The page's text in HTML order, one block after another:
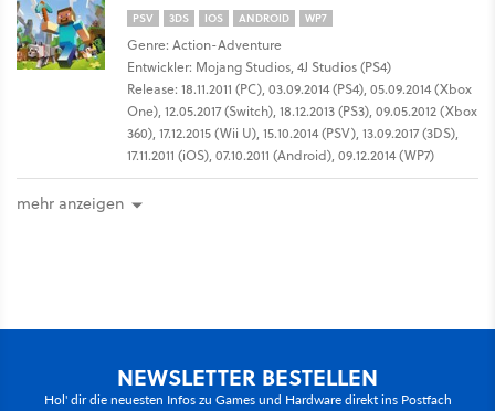
PSV
3DS IOS ANDROID WP7
Genre: Action-Adventure
Entwickler: Mojang Studios, 4J Studios (PS4)
Release: 18.11.2011 (PC), 03.09.2014 (PS4), 05.09.2014 (Xbox
One), 12.05.2017 (Switch), 18.12.2013 (PS3), 09.05.2012 (Xbox
360), 17.12.2015 (Wii U), 15.10.2014 (PSV), 13.09.2017 (3DS),
17.11.2011 (iOS), 07.10.2011 (Android), 09.12.2014 (WP7)
mehr anzeigen
NEWSLETTER BESTELLEN
Hol' dir die neuesten Infos zu Games und Hardware direkt ins Postfach